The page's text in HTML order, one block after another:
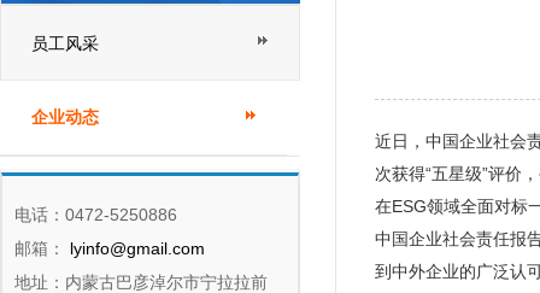
员工风采
企业动态
电话：0472-5250886
邮箱：
lyinfo@gmail.com
地址：内蒙古巴彦淖尔市宁拉拉前
近日，中国企业社会
次获得“五星级”评价
在ESG领域全面对标
中国企业社会责任报
到中外企业的广泛认